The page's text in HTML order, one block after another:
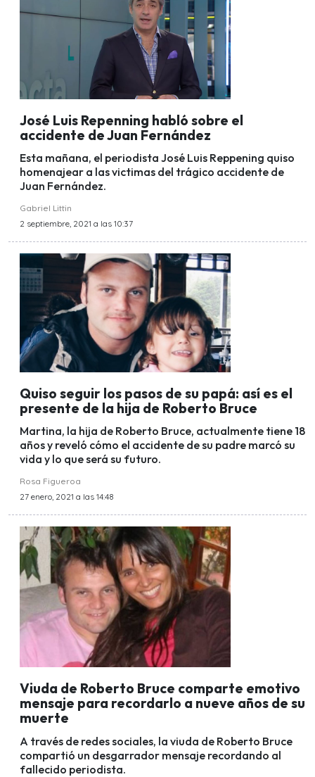
José Luis Repenning habló sobre el
accidente de Juan Fernández
Esta mañana, el periodista José Luis Reppening quiso
homenajear a las victimas del trágico accidente de
Juan Fernández.
Gabriel Littin
2 septiembre, 2021 a las 10:37
Quiso seguir los pasos de su papá: así es el
presente de la hija de Roberto Bruce
Martina, la hija de Roberto Bruce, actualmente tiene 18
años y reveló cómo el accidente de su padre marcó su
vida y lo que será su futuro.
Rosa Figueroa
27 enero, 2021 a las 14:48
Viuda de Roberto Bruce comparte emotivo
mensaje para recordarlo a nueve años de su
muerte
A través de redes sociales, la viuda de Roberto Bruce
compartió un desgarrador mensaje recordando al
fallecido periodista.